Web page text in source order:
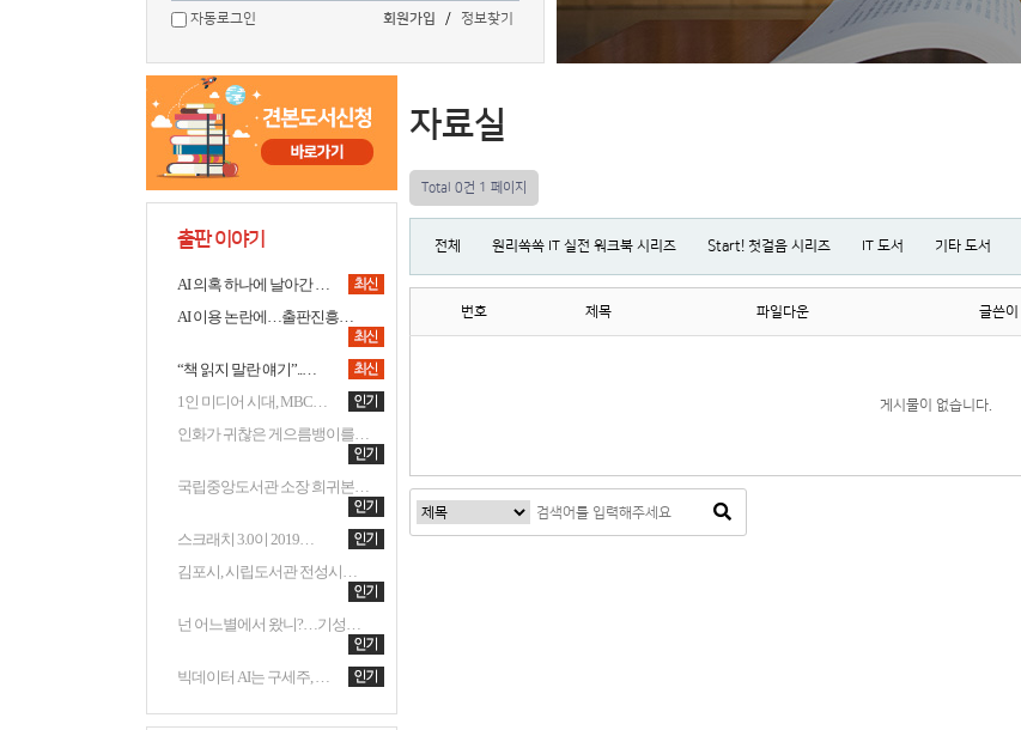
자동로그인 회원가입 / 정보찾기
출판 이야기
AI 의혹 하나에 날아간 …
AI 이용 논란에…출판진흥…
“책 읽지 말란 얘기”..…
1인 미디어 시대, MBC…
인화가 귀찮은 게으름뱅이를…
국립중앙도서관 소장 희귀본…
스크래치 3.0이 2019…
김포시, 시립도서관 전성시…
넌 어느별에서 왔니?…기성…
빅데이터 AI는 구세주, …
자료실
Total 0건 1 페이지
전체 원리쏙쏙 IT 실전 워크북 시리즈 Start! 첫걸음 시리즈 IT 도서 기타 도서
번호 제목 파일다운 글쓴이
게시물이 없습니다.